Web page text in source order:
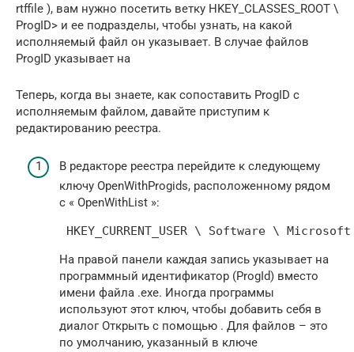
rtffile ), вам нужно посетить ветку HKEY_CLASSES_ROOT \
ProgID> и ее подразделы, чтобы узнать, на какой
исполняемый файл он указывает. В случае файлов
ProgID указывает на
Теперь, когда вы знаете, как сопоставить ProgID с
исполняемым файлом, давайте приступим к
редактированию реестра.
В редакторе реестра перейдите к следующему
ключу OpenWithProgids, расположенному рядом
с « OpenWithList »:
HKEY_CURRENT_USER \ Software \
На правой панели каждая запись указывает на
программный идентификатор (ProgId) вместо
имени файла .exe. Иногда программы
используют этот ключ, чтобы добавить себя в
диалог Открыть с помощью . Для файлов – это
по умолчанию, указанный в ключе